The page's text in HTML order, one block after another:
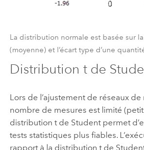
La distribution normale est basée sur
(moyenne) et l’écart type d’une
Distribution t de
Lors de l’ajustement de réseaux
nombre de mesures est limité
distribution t de Student permet
tests statistiques plus fiables.
rapport à la distribution t de